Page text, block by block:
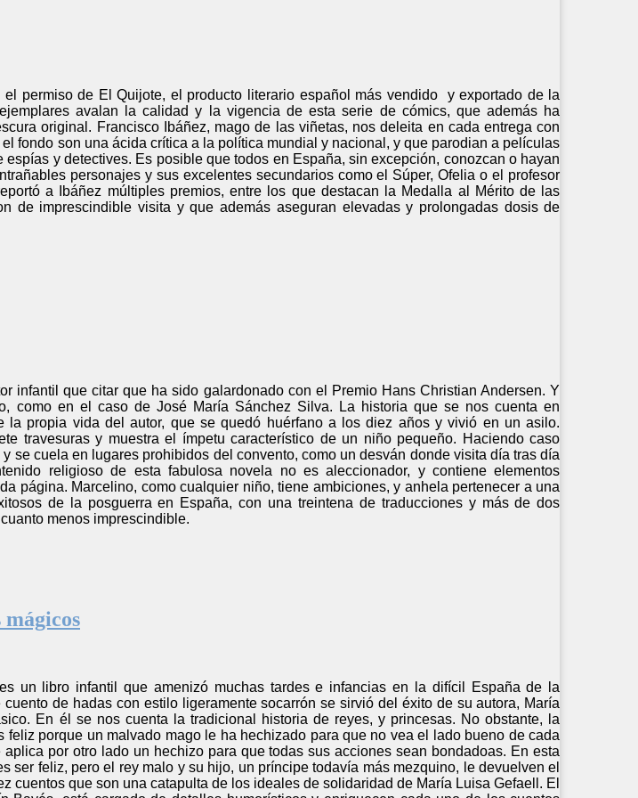
el permiso de El Quijote, el producto literario español más vendido y exportado de la
avalan la calidad y la vigencia de esta serie de cómics, que además ha
original. Francisco Ibáñez, mago de las viñetas, nos deleita en cada entrega con
fondo son una ácida crítica a la política mundial y nacional, y que parodian a películas
y detectives. Es posible que todos en España, sin excepción, conozcan o hayan
personajes y sus excelentes secundarios como el Súper, Ofelia o el profesor
a Ibáñez múltiples premios, entre los que destacan la Medalla al Mérito de las
de imprescindible visita y que además aseguran elevadas y prolongadas dosis de
infantil que citar que ha sido galardonado con el Premio Hans Christian Andersen. Y
como en el caso de José María Sánchez Silva. La historia que se nos cuenta en
la propia vida del autor, que se quedó huérfano a los diez años y vivió en un asilo.
travesuras y muestra el ímpetu característico de un niño pequeño. Haciendo caso
se cuela en lugares prohibidos del convento, como un desván donde visita día tras día
religioso de esta fabulosa novela no es aleccionador, y contiene elementos
página. Marcelino, como cualquier niño, tiene ambiciones, y anhela pertenecer a una
de la posguerra en España, con una treintena de traducciones y más de dos
menos imprescindible.
un libro infantil que amenizó muchas tardes e infancias en la difícil España de la
de hadas con estilo ligeramente socarrón se sirvió del éxito de su autora, María
En él se nos cuenta la tradicional historia de reyes, y princesas. No obstante, la
porque un malvado mago le ha hechizado para que no vea el lado bueno de cada
por otro lado un hechizo para que todas sus acciones sean bondadoas. En esta
ser feliz, pero el rey malo y su hijo, un príncipe todavía más mezquino, le devuelven el
cuentos que son una catapulta de los ideales de solidaridad de María Luisa Gefaell. El